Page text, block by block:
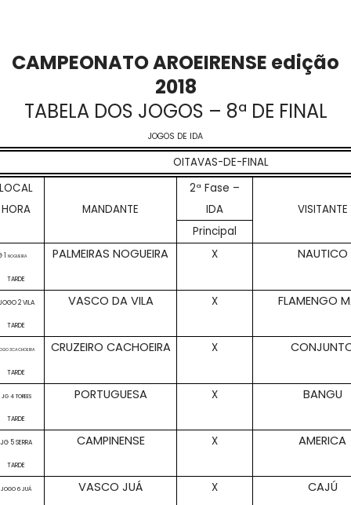
CAMPEONATO AROEIRENSE edição
2018
TABELA DOS JOGOS – 8ª DE FINAL
JOGOS DE IDA
OITAVAS-DE-FINAL
LOCAL
HORA
MANDANTE
2ª Fase –
IDA
VISITANTE
Principal
1NOGUEIRA
TARDE
PALMEIRAS NOGUEIRA X NAUTICO
2 VILA
TARDE
VASCO DA VILA X FLAMENGO
3CACHOEIRA
TARDE
CRUZEIRO CACHOEIRA X
JG 4 TOREES
TARDE
PORTUGUESA X BANGU
JG 5 SERRA
TARDE
CAMPINENSE X AMERICA
JOGO 6 JUÁ VASCO JUÁ X CAJÚ